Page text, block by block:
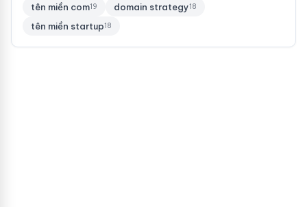
tên miền com19 domain strategy18
tên miền startup18